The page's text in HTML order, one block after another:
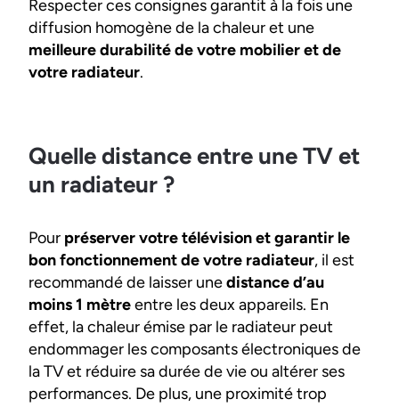
Respecter ces consignes garantit à la fois une
diffusion homogène de la chaleur et une
meilleure durabilité de votre mobilier et de
votre radiateur.
Quelle distance entre une TV et
un radiateur ?
Pour préserver votre télévision et garantir le
bon fonctionnement de votre radiateur, il est
recommandé de laisser unedistance d’au
moins 1 mètreentre les deux appareils. En
effet, la chaleur émise par le radiateur peut
endommager les composants électroniques de
la TV et réduire sa durée de vie ou altérer ses
performances. De plus, une proximité trop